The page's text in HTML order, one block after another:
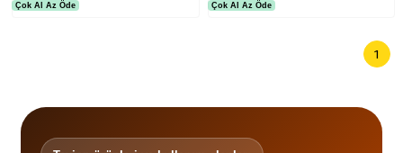
Çok Al Az Öde Çok Al Az Öde
1